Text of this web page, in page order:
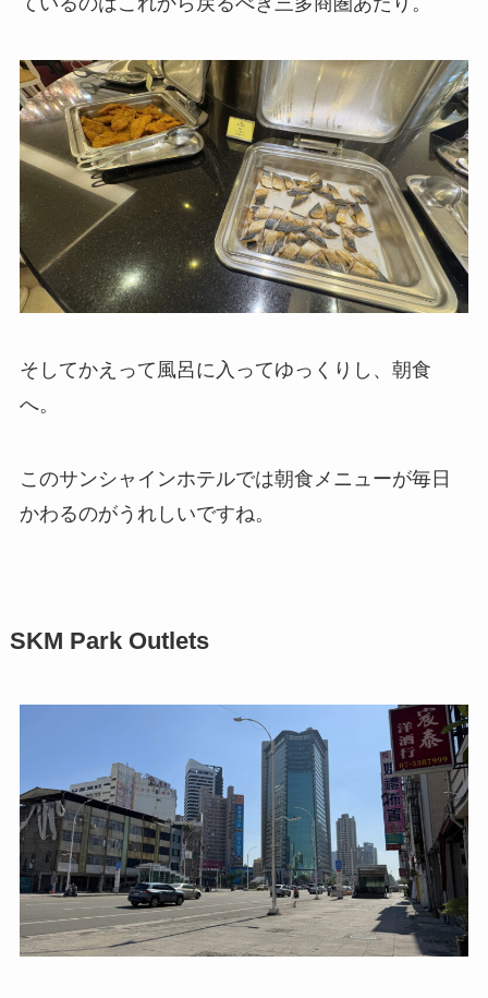
そしてかえって風呂に入ってゆっくりし、朝食
へ。
このサンシャインホテルでは朝食メニューが毎日
かわるのがうれしいですね。
SKM Park Outlets